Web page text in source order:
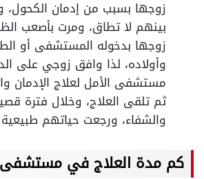
زوجها بسبب من إدمان الكحول،
بينهم لا تطاق، ومرت بأصعب
زوجها بدخوله المستشفى أو
وأولاده، لذا وافق زوجي على
مستشفى الأمل لعلاج الإدمان
ثم تلقى العلاج، وخلال فترة
والشفاء، ورجعت حياتهم
كم مدة العلاج في مستشفى